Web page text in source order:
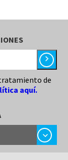
chevron_right
de
aquí.
chevron_right